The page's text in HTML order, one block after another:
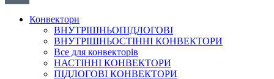
Конвектори
ВНУТРІШНЬОПІДЛОГОВІ
ВНУТРІШНЬОСТІННІ КОНВЕКТОРИ
Все для конвекторів
НАСТІННІ КОНВЕКТОРИ
ПІДЛОГОВІ КОНВЕКТОРИ